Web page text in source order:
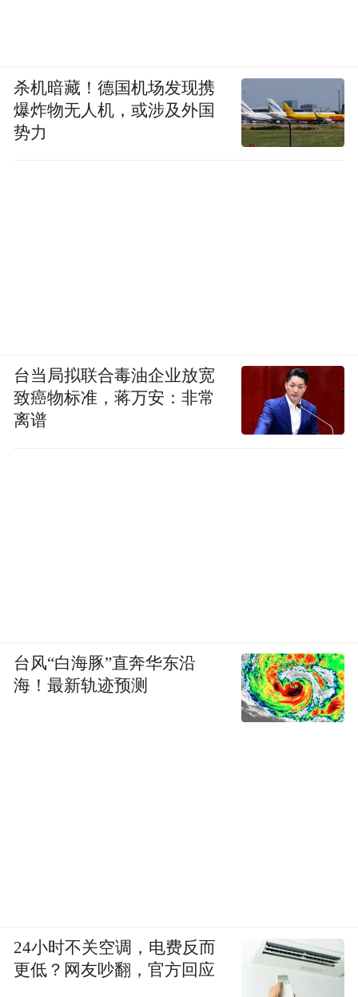
杀机暗藏！德国机场发现携
爆炸物无人机，或涉及外国
势力
台当局拟联合毒油企业放宽
致癌物标准，蒋万安：非常
离谱
台风“白海豚”直奔华东沿
海！最新轨迹预测
24小时不关空调，电费反而
更低？网友吵翻，官方回应